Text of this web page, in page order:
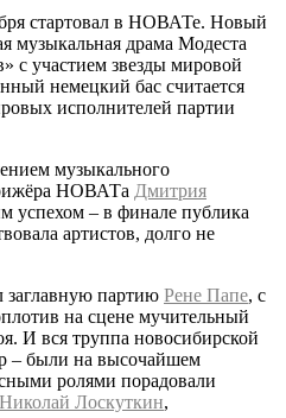
стартовал в НОВАТе. Новый
музыкальная драма Модеста
с участием звезды мировой
немецкий бас считается
исполнителей партии
музыкального
НОВАТа Дмитрия
успехом – в финале публика
артистов, долго не
партию Рене Папе, с
на сцене мучительный
И вся труппа новосибирской
– были на высочайшем
ролями порадовали
Николай Лоскуткин,